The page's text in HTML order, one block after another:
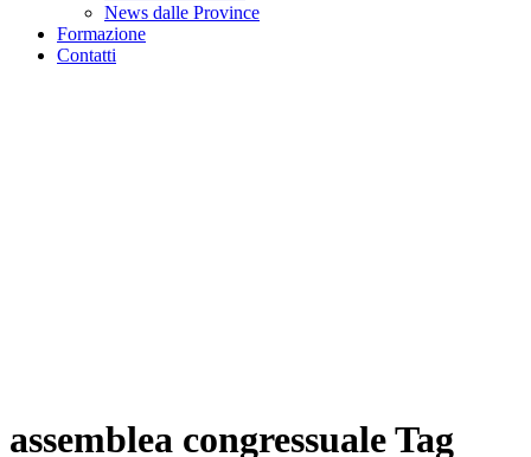
News dalle Province
Formazione
Contatti
assemblea congressuale Tag